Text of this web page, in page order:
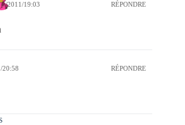
2011/19:03 RÉPONDRE
20:58 RÉPONDRE